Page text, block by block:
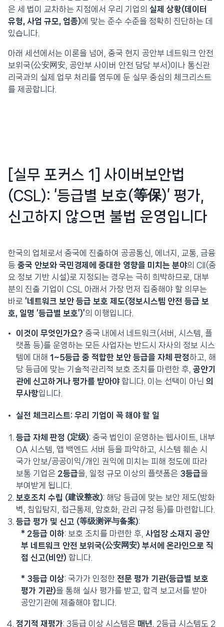
은 세 법이 교차하는 지점에서 우리 기업의 실제 상황(데이터
유형, 사업 규모, 업종)에 맞는 준수 수준을 정확히 진단하는 데
있습니다.
아래 세션에서는 이론을 넘어, 중국 현지 공안부 네트워크 안전
보위국(公安网安, 공안부 사이버 안전 담당 부서)이나 통신관
리국과의 실제 업무 처리를 염두에 둔 실무 중심의 체크리스트
를 제공합니다.
[실무 포커스 1] 사이버보안법
(CSL): ‘등급별 보호(等保)’ 평가,
신고하지 않으면 불법 운영입니다
한국의 업체로서 중국에 진출하여 공공통신, 에너지, 교통, 금융
등 중국 안보와 국민경제에 중대한 영향을 미치는 분야의 CII(중
요 정보 기반 시설)로 지정되는 경우는 극히 희박하므로, 대부
분의 진출 기업이 CSL 아래서 가장 먼저 집중해야 할 의무는
바로 ‘네트워크 보안 등급 보호 제도(정보시스템 안전 등급 보
호, 일명 ‘등급별 보호’)’의 이행입니다.
이것이 무엇인가요? 중국 내에서 네트워크(서버, 시스템, 플
랫폼 등)를 운영하는 모든 사업자는 반드시 자사의 정보 시스
템에 대해 1~5등급 중 적합한 보안 등급을 자체 판정하고, 해
당 등급에 맞는 기술적·관리적 보호 조치를 마련한 후, 공안기
관에 신고하거나 평가를 받아야합니다. 이는 선택이 아닌 의
무사항입니다.
실전 체크리스트: 우리 기업이 꼭 해야 할 일
등급 자체 판정 (定级): 중국 법인이 운영하는 웹사이트, 내부
OA 시스템, 앱 백엔드 서버 등을 파악하고, 시스템 훼손 시
국가 안보/공공이익/개인 권익에 미치는 피해 정도에 따라
보통 기업은 2등급을, 일정 규모 이상의 플랫폼은 3등급을
부여받게 됩니다.
보호조치 수립 (建设整改): 해당 등급에 맞는 보안 제도(방화
벽, 침입탐지, 접근통제, 암호화, 관리 규정 등)를 마련합니다.
등급 평가 및 신고 (等级测评与备案):
* 2등급 이하: 보호 조치를 마련한 후, 사업장 소재지 공안
부 네트워크 안전 보위국(公安网安) 부서에 온라인으로 직
접 신고(비안) 합니다.
* 3등급 이상: 국가가 인정한 전문 평가 기관(등급별 보호
평가 기관)을 통해 실사 평가를 받고, 합격 보고서를 받아
공안기관에 제출해야 합니다.
정기적 재평가: 3등급 이상 시스템은 매년 , 2등급 시스템도 2